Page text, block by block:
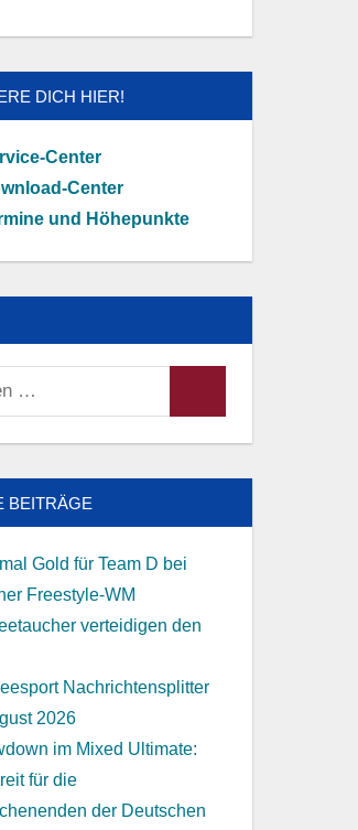
DICH HIER!
Center
Center
und Höhepunkte
BEITRÄGE
Gold für Team D bei
Freestyle-WM
verteidigen den
Nachrichtensplitter
2026
im Mixed Ultimate:
für die
der Deutschen